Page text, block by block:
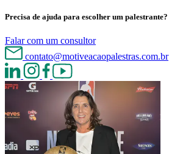
Precisa de ajuda para escolher um palestrante?
Falar com um consultor
contato@motiveacaopalestras.com.br